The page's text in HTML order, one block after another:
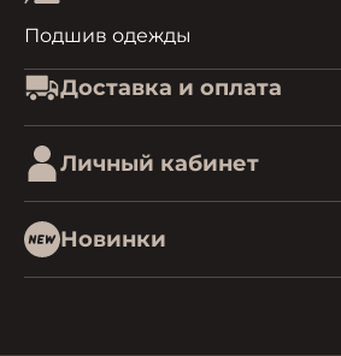
Подшив одежды
Доставка и оплата
Личный кабинет
Новинки